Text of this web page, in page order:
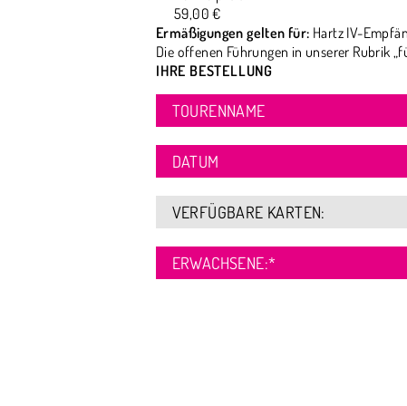
59,00 €
Ermäßigungen gelten für: Hartz IV-
Die offenen Führungen in unserer Rubrik
IHRE BESTELLUNG
TOURENNAME
DATUM
VERFÜGBARE KARTEN:
ERWACHSENE:*